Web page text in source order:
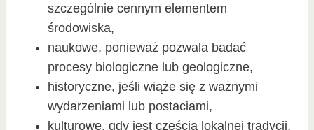
szczególnie cennym elementem
środowiska,
naukowe, ponieważ pozwala badać
procesy biologiczne lub geologiczne,
historyczne, jeśli wiąże się z ważnymi
wydarzeniami lub postaciami,
kulturowe, gdy jest częścią lokalnej tradycji,